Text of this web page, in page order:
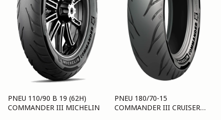
PNEU 110/90 B 19 (62H)
COMMANDER III MICHELIN
PNEU 180/70-15
COMMANDER III CRUISER